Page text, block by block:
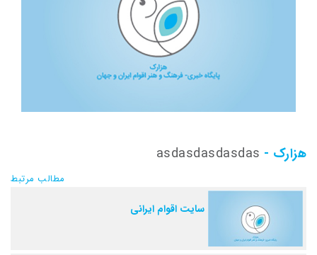
هزارک - asdasdasdasdas
مطالب مرتبط
سایت اقوام ایرانی